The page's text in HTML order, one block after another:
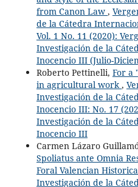
from Canon Law ,
de la Cátedra
Vol. 1 No. 11 (2020):
Investigación de la
Inocencio III (Julio-
Roberto Pettinelli, For a
in agricultural work,
Investigación de la
Inocencio III: No. 17
Investigación de la
Inocencio III
Carmen Lázaro
Spoliatus ante Omnia
Foral Valencian
Investigación de la